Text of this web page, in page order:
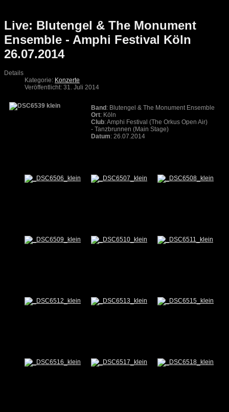
Live: Blutengel & The Monument
Ensemble - Amphi Festival Köln
26.07.2014
Details
Kategorie: Konzerte
Veröffentlicht: 31. Juli 2014
Band : Blutengel & The Monument Ensemble
Ort: Köln
Club: Amphi Festival (The Orkus Open Air)
- Tanzbrunnen (Main Stage)
Datum: 26.07.2014